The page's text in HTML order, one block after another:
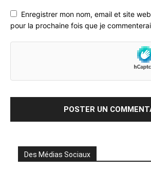
Enregistrer mon nom, email et site
pour la prochaine fois que je
Des Médias Sociaux